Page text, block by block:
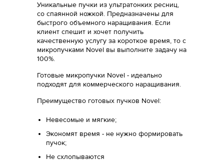
Уникальные пучки из ультратонких ресниц,
со спаянной ножкой. Предназначены для
быстрого объемного наращивания. Если
клиент спешит и хочет получить
качественную услугу за короткое время, то c
микропучками Novel вы выполните задачу на
100%.
Готовые микропучки Novel - идеально
подходят для коммерческого наращивания.
Преимущество готовых пучков Novel:
Невесомые и мягкие;
Экономят время - не нужно формировать
пучок;
Не схлопываются